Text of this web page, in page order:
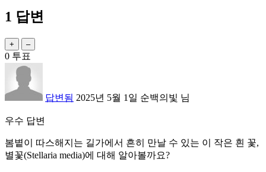
1 답변
0 투표
답변됨 2025년 5월 1일 순백의빛 님
우수 답변
봄볕이 따스해지는 길가에서 흔히 만날 수 있는 이 작은 흰 꽃,
별꽃(Stellaria media)에 대해 알아볼까요?